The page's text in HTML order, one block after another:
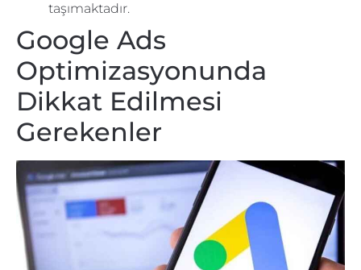
taşımaktadır.
Google Ads
Optimizasyonunda
Dikkat Edilmesi
Gerekenler